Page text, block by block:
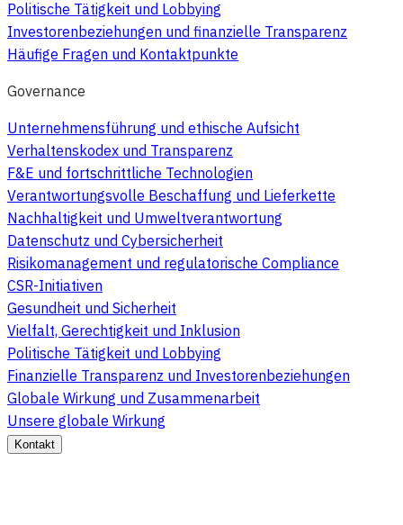
Politische Tätigkeit und Lobbying
Investorenbeziehungen und finanzielle Transparenz
Häufige Fragen und Kontaktpunkte
Governance
Unternehmensführung und ethische Aufsicht
Verhaltenskodex und Transparenz
F&E und fortschrittliche Technologien
Verantwortungsvolle Beschaffung und Lieferkette
Nachhaltigkeit und Umweltverantwortung
Datenschutz und Cybersicherheit
Risikomanagement und regulatorische Compliance
CSR-Initiativen
Gesundheit und Sicherheit
Vielfalt, Gerechtigkeit und Inklusion
Politische Tätigkeit und Lobbying
Finanzielle Transparenz und Investorenbeziehungen
Globale Wirkung und Zusammenarbeit
Unsere globale Wirkung
Kontakt